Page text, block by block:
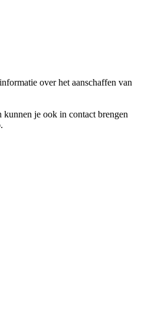
over het aanschaffen van
je ook in contact brengen